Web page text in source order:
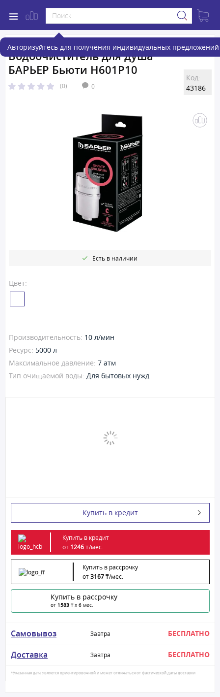
Авторизуйтесь для получения индивидуальных предложений
Водоочиститель для душа
БАРЬЕР Бьюти Н601Р10
(0) 0
Код:
43186
Цвет:
Есть в наличии
Производительность: 10 л/мин
Ресурс: 5000 л
Максимальное давление: 7 атм
Тип очищаемой воды: Для бытовых нужд
Купить в кредит
Купить в кредит
от 1246₸/мес.
Купить в рассрочку
от3167₸/мес.
Купить в рассрочку
от 1583 ₸ x 6 мес.
Самовывоз Завтра БЕСПЛАТНО
Доставка Завтра БЕСПЛАТНО
*Указанная дата является ориентировочной и может отличаться от фактической даты доставки